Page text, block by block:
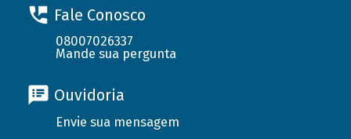
Fale Conosco
08007026337
Mande sua pergunta
Ouvidoria
Envie sua mensagem